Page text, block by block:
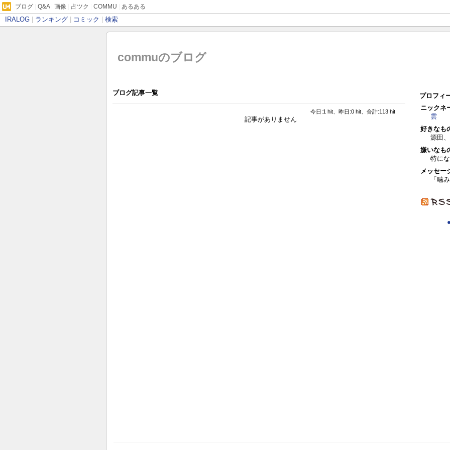
ブログ Q&A| 画像 占ツク COMMU あるある
IRALOG ランキング コミック 検索
commuのブログ
ブログ記事一覧
今日:1 hit、昨日:0 hit、合計:113 hit
記事がありません
プロフィ
ニックネ
雲
好きなも
源田
嫌いなも
特に
メッセー
「噛